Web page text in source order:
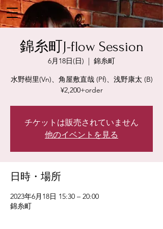
錦糸町J-flow Session
6月18日(日)
  |
錦糸町
水野樹里(Vn)、角屋敷直哉 (Pf)、浅野康太 (B)
¥2,200+order
チケットは販売されていません
他のイベントを見る
日時・場所
2023年6月18日 15:30 – 20:00
錦糸町